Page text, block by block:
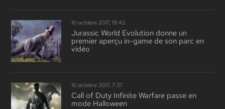
10 octobre 2017, 19:43
Jurassic World Evolution donne un
premier aperçu in-game de son parc en
vidéo
10 octobre 2017, 7:37
Call of Duty Infinite Warfare passe en
mode Halloween